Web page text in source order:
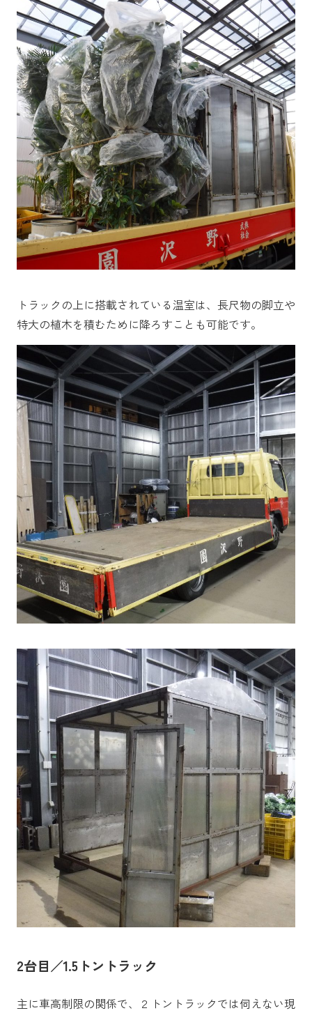
トラックの上に搭載されている温室は、長尺物の脚立や
特大の植木を積むために降ろすことも可能です。
2台目／1.5トントラック
主に車高制限の関係で、２トントラックでは伺えない現